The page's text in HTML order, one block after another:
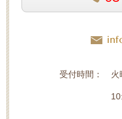
受付時間： 火